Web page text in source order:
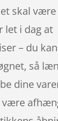
skal
let i dag at
– du
så
dine